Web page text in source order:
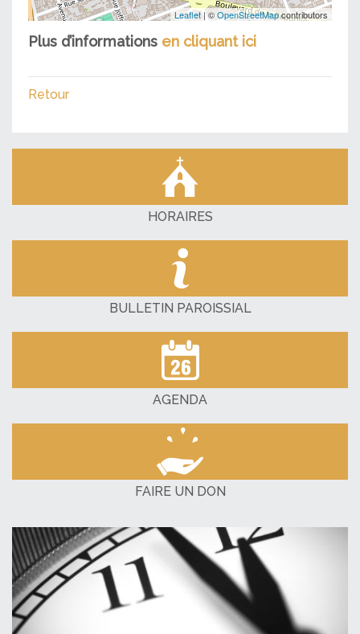
Leaflet| ©OpenStreetMapcontributors
Plus d’informations en cliquant ici
Retour
HORAIRES
BULLETIN PAROISSIAL
AGENDA
FAIRE UN DON